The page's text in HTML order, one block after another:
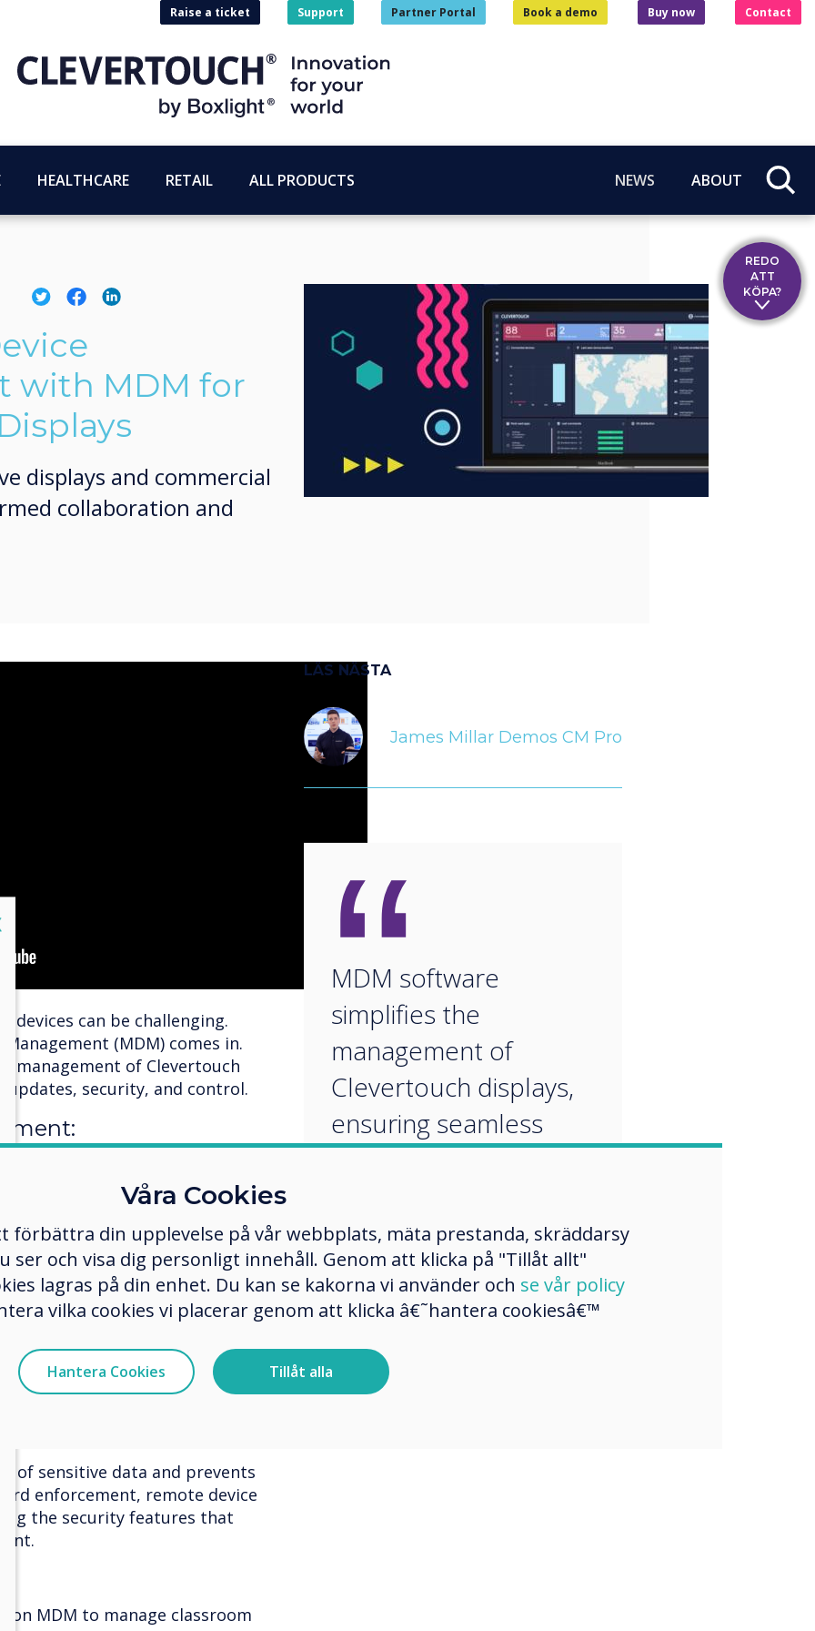
Raise a ticket Support Partner Portal Book a demo Buy now Contact
HEALTHCARE RETAIL ALL PRODUCTS NEWS ABOUT
with MDM for
displays and commercial
collaboration and
devices can be challenging.
(MDM) comes in.
management of Clevertouch
updates, security, and control.
and security policies
and connected devices. It
consistent performance
network.
interface for easy
troubleshooting. User groups
be tailored, providing a
different users and departments.
of sensitive data and prevents
enforcement, remote device
the security features that
on MDM to manage classroom
LÄS NÄSTA
James Millar Demos CM Pro
“
MDM software
simplifies the
management of
Clevertouch displays,
ensuring seamless
updates, security, and
REDO
ATT
KÖPA?
Våra Cookies
förbättra din upplevelse på vår webbplats, mäta prestanda, skräddarsy
ser och visa dig personligt innehåll. Genom att klicka på "Tillåt allt"
lagras på din enhet. Du kan se kakorna vi använder och se vår policy
vilka cookies vi placerar genom att klicka â€˜hantera cookiesâ€™
Hantera Cookies Tillåt alla